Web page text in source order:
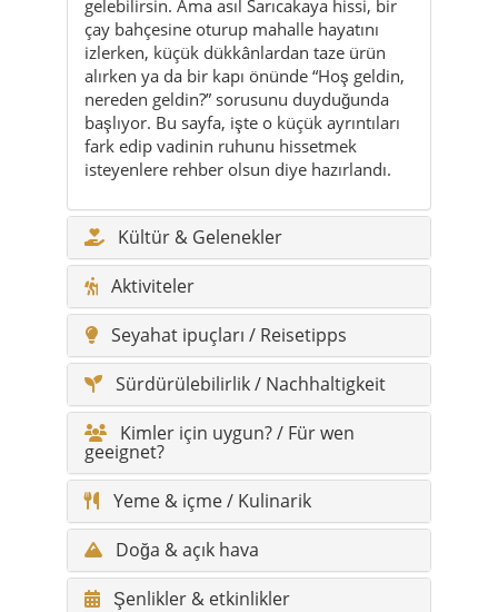
gelebilirsin. Ama asıl Sarıcakaya hissi, bir
çay bahçesine oturup mahalle hayatını
izlerken, küçük dükkânlardan taze ürün
alırken ya da bir kapı önünde “Hoş geldin,
nereden geldin?” sorusunu duyduğunda
başlıyor. Bu sayfa, işte o küçük ayrıntıları
fark edip vadinin ruhunu hissetmek
isteyenlere rehber olsun diye hazırlandı.
Kültür & Gelenekler
Aktiviteler
Seyahat ipuçları / Reisetipps
Sürdürülebilirlik / Nachhaltigkeit
Kimler için uygun? / Für wen
geeignet?
Yeme & içme / Kulinarik
Doğa & açık hava
Şenlikler & etkinlikler